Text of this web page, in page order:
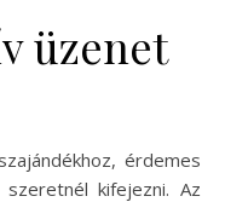
üzenet
érdemes
kifejezni. Az